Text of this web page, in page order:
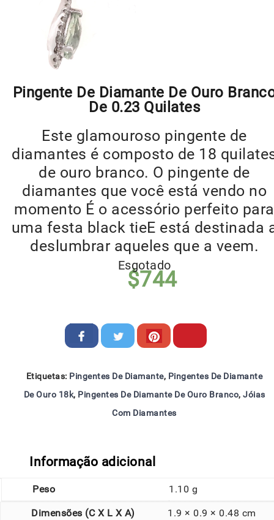
Pingente De Diamante De Ouro
De 0.23 Quilates
Este glamouroso pingente de
diamantes é composto de 18
de ouro branco. O pingente de
diamantes que você está vendo no
momento É o acessório perfeito para
uma festa black tieE está destinada
deslumbrar aqueles que a veem.
$744
Esgotado
Etiquetas: Pingentes De Diamante, Pingentes De Diamante
De Ouro 18k, Pingentes De Diamante De Ouro Branco, Jóias
Com Diamantes
Informação adicional
Peso 1.10 g
Dimensões (C X L X A) 1.9 × 0.9 × 0.48 cm